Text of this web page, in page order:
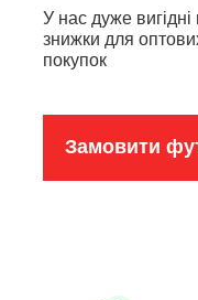
У нас дуже вигідні
знижки для
покупок
Замовити